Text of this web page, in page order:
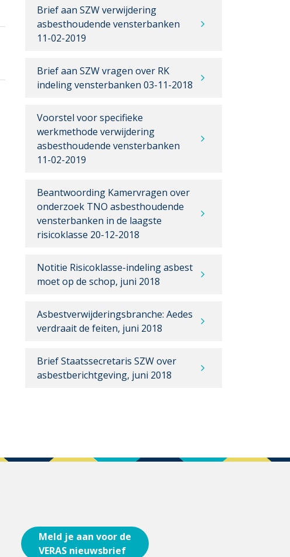
Brief aan SZW verwijdering
asbesthoudende vensterbanken
11-02-2019
Brief aan SZW vragen over RK
indeling vensterbanken 03-11-2018
Voorstel voor specifieke
werkmethode verwijdering
asbesthoudende vensterbanken
11-02-2019
Beantwoording Kamervragen over
onderzoek TNO asbesthoudende
vensterbanken in de laagste
risicoklasse 20-12-2018
Notitie Risicoklasse-indeling asbest
moet op de schop, juni 2018
Asbestverwijderingsbranche: Aedes
verdraait de feiten, juni 2018
Brief Staatssecretaris SZW over
asbestberichtgeving, juni 2018
Meld je aan voor de
VERAS nieuwsbrief